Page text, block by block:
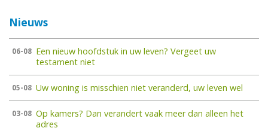
Nieuws
06-08 Een nieuw hoofdstuk in uw leven? Vergeet uw
testament niet
05-08 Uw woning is misschien niet veranderd, uw leven wel
03-08 Op kamers? Dan verandert vaak meer dan alleen het
adres